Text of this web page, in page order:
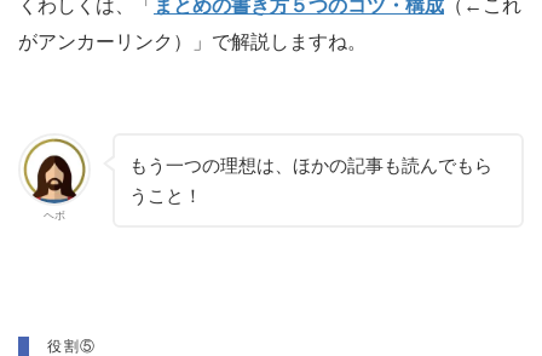
くわしくは、「 まとめの書き方５つのコツ・構成 （←これ
がアンカーリンク）」で解説しますね。
ヘボ
もう一つの理想は、ほかの記事も読んでもら
うこと！
役割⑤